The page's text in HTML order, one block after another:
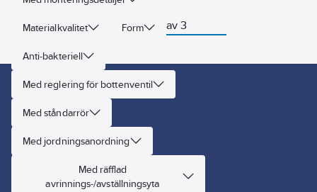
Materialkvalitet Form
Anti-bakteriell
Med reglering för bottenventil
Med ståndarrör
Med jordningsanordning
Med räfflad
avrinnings-/avställningsyta
och korgventil.
och
vattenlås.
Visar 3 av 3
Kontakta oss
Kundtjänst
Försäljning
Marknad
Nordisk ledning
För dig som leverantör